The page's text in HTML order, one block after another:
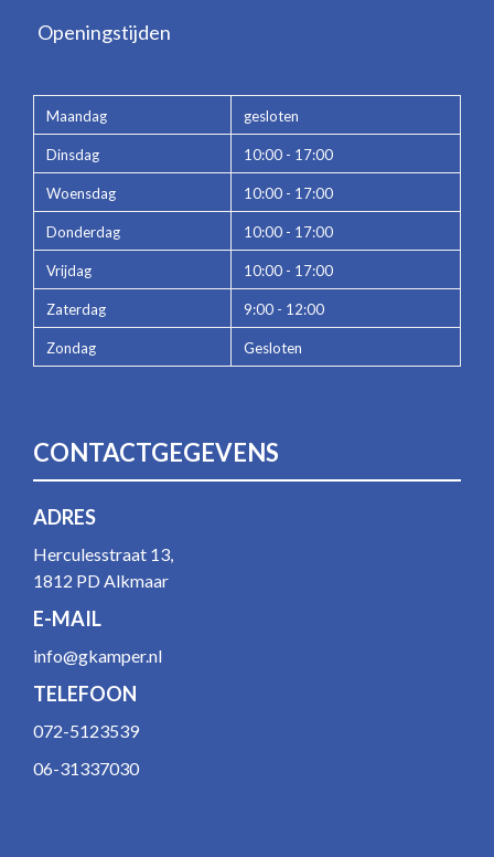
Openingstijden
Maandag gesloten
Dinsdag 10:00 - 17:00
Woensdag 10:00 - 17:00
Donderdag 10:00 - 17:00
Vrijdag 10:00 - 17:00
Zaterdag 9:00 - 12:00
Zondag Gesloten
CONTACTGEGEVENS
ADRES
Herculesstraat 13,
1812 PD Alkmaar
E-MAIL
info@gkamper.nl
TELEFOON
072-5123539
06-31337030